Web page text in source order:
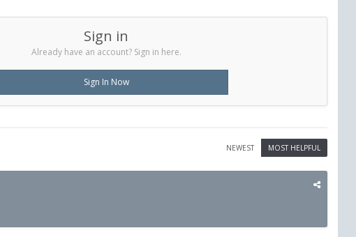
Sign in
Already have an account? Sign in here.
Sign In Now
MOST HELPFUL
NEWEST